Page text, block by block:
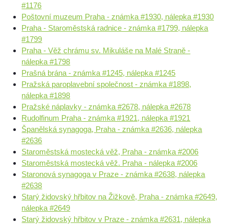
#1176
Poštovní muzeum Praha - známka #1930, nálepka #1930
Praha - Staroměstská radnice - známka #1799, nálepka
#1799
Praha - Věž chrámu sv. Mikuláše na Malé Straně -
nálepka #1798
Prašná brána - známka #1245, nálepka #1245
Pražská paroplavební společnost - známka #1898,
nálepka #1898
Pražské náplavky - známka #2678, nálepka #2678
Rudolfinum Praha - známka #1921, nálepka #1921
Španělská synagoga, Praha - známka #2636, nálepka
#2636
Staroměstská mostecká věž, Praha - známka #2006
Staroměstská mostecká věž. Praha - nálepka #2006
Staronová synagoga v Praze - známka #2638, nálepka
#2638
Starý židovský hřbitov na Žižkově, Praha - známka #2649,
nálepka #2649
Starý židovský hřbitov v Praze - známka #2631, nálepka